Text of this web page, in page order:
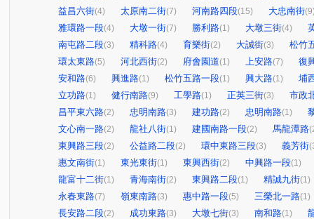
益昌六街(4) 太原南二街(7) 河南路四段(15) 大忠南街
雅環路一段(4) 大墩一街(7) 勝利路(1) 大墩三街(4)
南屯路二段(3) 精科路(4) 育樂街(2) 大誠街(3)
松竹
環太東路(5) 河北西街(2) 府會園道(1) 上安路(7)
復
安和路(6) 興進路(1) 松竹五路一段(1) 興大路(1)
埔
立功路(1) 健行南路(9) 工學路(1) 正英三街(3)
市政
昌平東六路(2) 忠明南路(3) 建功路(2) 忠明南路(1)
文心南一路(2) 龍社八街(1) 建國南路一段(2) 馬龍潭路
東興路三段(2) 公益路二段(2) 環中東路三段(3) 義芳街
惠文南街(1) 東光東街(1) 東興西街(2) 中興路一段(1)
龍富十二街(1) 青海南街(2) 東興路二段(1) 精誠九街(1)
永春東路(7) 嶺東南路(3) 惠中路一段(5) 三榮北一路(1)
長安路二段(2) 成功東路(3) 大墩七街(3) 南和路(1)